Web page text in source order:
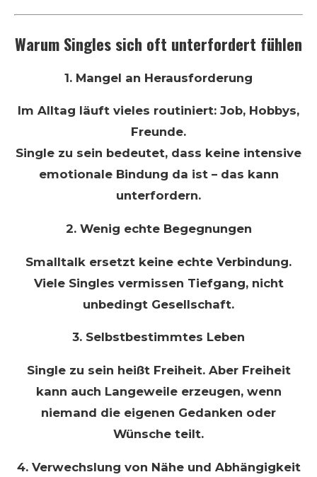
Warum Singles sich oft unterfordert fühlen
1. Mangel an Herausforderung
Im Alltag läuft vieles routiniert: Job, Hobbys,
Freunde.
Single zu sein bedeutet, dass keine intensive
emotionale Bindung da ist – das kann
unterfordern.
2. Wenig echte Begegnungen
Smalltalk ersetzt keine echte Verbindung.
Viele Singles vermissen Tiefgang, nicht
unbedingt Gesellschaft.
3. Selbstbestimmtes Leben
Single zu sein heißt Freiheit. Aber Freiheit
kann auch Langeweile erzeugen, wenn
niemand die eigenen Gedanken oder
Wünsche teilt.
4. Verwechslung von Nähe und Abhängigkeit